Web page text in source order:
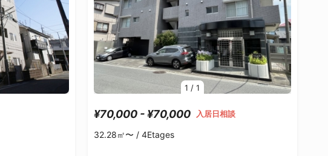
1 /1
¥70,000 - ¥70,000 入居日相談
32.28㎡〜 /4Etages